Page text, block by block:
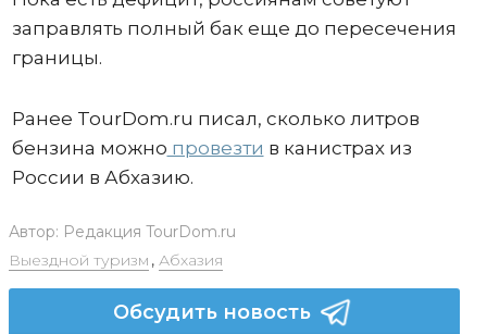
заправлять полный бак еще до пересечения
границы.
Ранее TourDom.ru писал, сколько литров
бензина можно провезти в канистрах из
России в Абхазию.
Автор: Редакция TourDom.ru
Выездной туризм , Абхазия
Обсудить новость